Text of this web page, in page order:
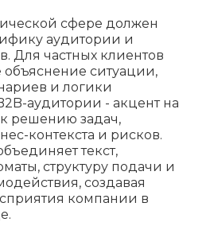
сфере должен
аудитории и
Для частных клиентов
объяснение ситуации,
и логики
аудитории - акцент на
решению задач,
контекста и рисков.
текст,
структуру подачи и
создавая
компании в